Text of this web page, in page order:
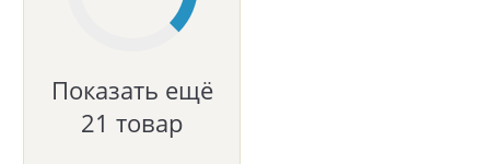
Показать ещё
21 товар